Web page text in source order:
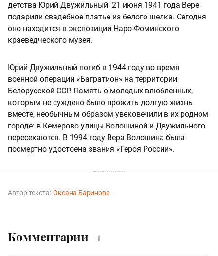
детства Юрий Двужильный. 21 июня 1941 года Вере
подарили свадебное платье из белого шелка. Сегодня
оно находится в экспозиции Наро-Фоминского
краеведческого музея.
Юрий Двужильный погиб в 1944 году во время
военной операции «Багратион» на территории
Белорусской ССР. Память о молодых влюбленных,
которым не суждено было прожить долгую жизнь
вместе, необычным образом увековечили в их родном
городе: в Кемерово улицы Волошиной и Двужильного
пересекаются. В 1994 году Вера Волошина была
посмертно удостоена звания «Героя России».
Автор текста: Оксана Баринова
Комментарии 1